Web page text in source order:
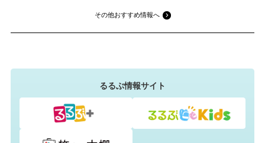
その他おすすめ情報へ
るるぶ情報サイト